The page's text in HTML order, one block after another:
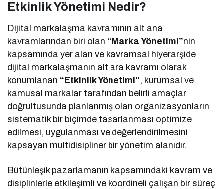
Etkinlik Yönetimi Nedir?
Dijital markalaşma kavramının alt ana
kavramlarından biri olan “Marka Yönetimi”nin
kapsamında yer alan ve kavramsal hiyerarşide
dijital markalaşmanın alt ara kavramı olarak
konumlanan “Etkinlik Yönetimi”, kurumsal ve
kamusal markalar tarafından belirli amaçlar
doğrultusunda planlanmış olan organizasyonların
sistematik bir biçimde tasarlanması optimize
edilmesi, uygulanması ve değerlendirilmesini
kapsayan multidisipliner bir yönetim alanıdır.
Bütünleşik pazarlamanın kapsamındaki kavram ve
disiplinlerle etkileşimli ve koordineli çalışan bir süreç